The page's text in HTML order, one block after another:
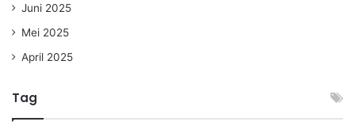
Juni 2025
Mei 2025
April 2025
Tag